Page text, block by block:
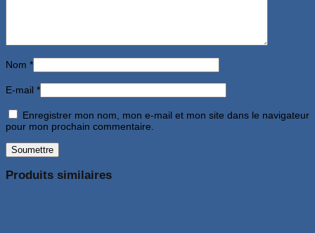
Nom *
E-mail *
Enregistrer mon nom, mon e-mail et mon site dans le navigateur
pour mon prochain commentaire.
Produits similaires